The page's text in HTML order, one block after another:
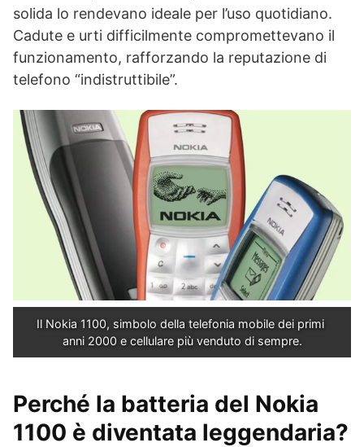
solida lo rendevano ideale per l’uso quotidiano.
Cadute e urti difficilmente compromettevano il
funzionamento, rafforzando la reputazione di
telefono “indistruttibile”.
Il Nokia 1100, simbolo della telefonia mobile dei primi
anni 2000 e cellulare più venduto di sempre.
Perché la batteria del Nokia
1100 è diventata leggendaria?